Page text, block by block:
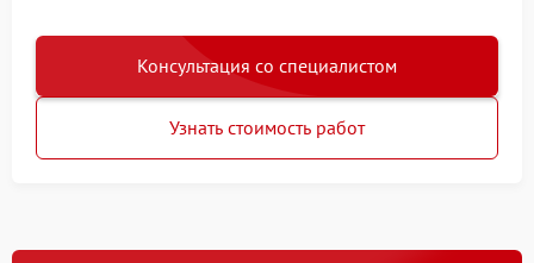
Консультация со специалистом
Узнать стоимость работ